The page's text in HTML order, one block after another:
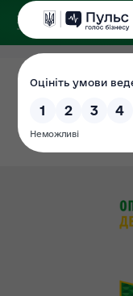
у
Система